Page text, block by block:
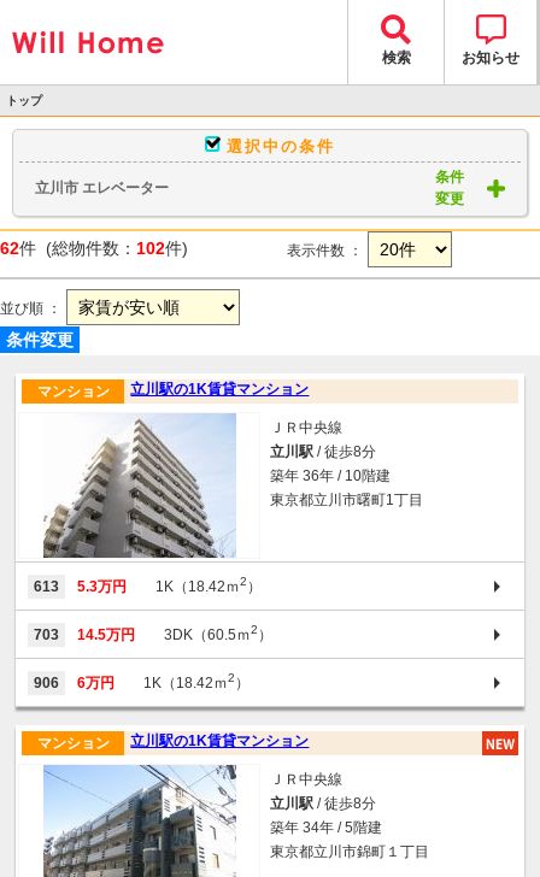
検索 お知らせ
トップ
物件検索
> 物件一覧
選択中の条件
立川市 エレベーター
条件
変更
62件 (総物件数： 102件) 表示件数 ：
並び順 ：
条件変更
立川駅の1K賃貸マンション
マンション
ＪＲ中央線
立川駅 / 徒歩8分
築年 36年 / 10階建
東京都立川市曙町1丁目
613 5.3万円 1K（18.42ｍ2 ）
703 14.5万円 3DK（60.5ｍ2 ）
906 6万円 1K（18.42ｍ2 ）
立川駅の1K賃貸マンション
マンション
ＪＲ中央線
立川駅 / 徒歩8分
築年 34年 / 5階建
東京都立川市錦町１丁目